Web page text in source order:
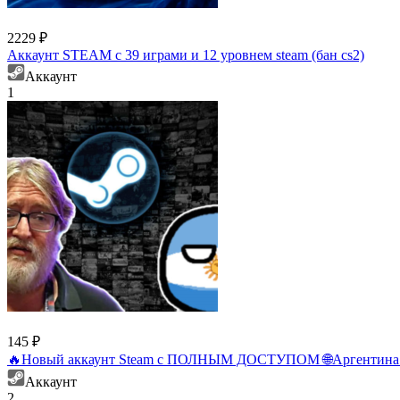
2229 ₽
Аккаунт STEAM с 39 играми и 12 уровнем steam (бан cs2)
Аккаунт
1
145 ₽
🔥Новый аккаунт Steam с ПОЛНЫМ ДОСТУПОМ
Аккаунт